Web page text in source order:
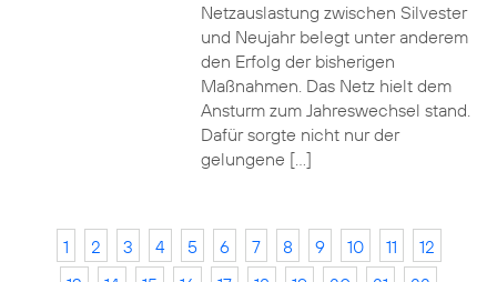
Netzauslastung zwischen Silvester
und Neujahr belegt unter anderem
den Erfolg der bisherigen
Maßnahmen. Das Netz hielt dem
Ansturm zum Jahreswechsel stand.
Dafür sorgte nicht nur der
gelungene […]
1 2 3 4 5 6 7 8 9 10 11
12